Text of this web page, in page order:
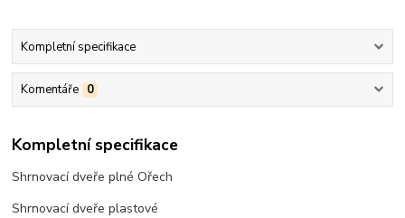
Kompletní specifikace
Komentáře 0
Kompletní specifikace
Shrnovací dveře plné Ořech
Shrnovací dveře plastové